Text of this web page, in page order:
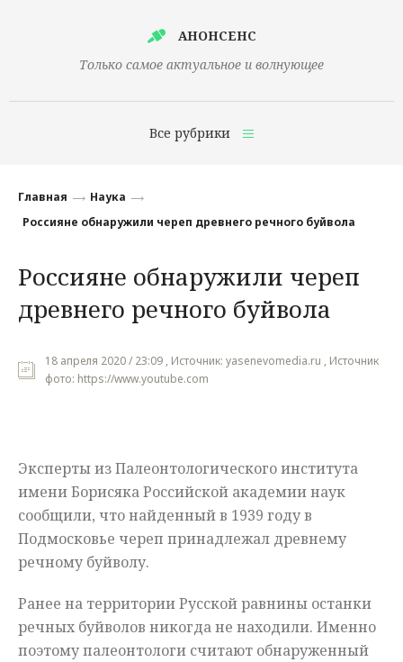
АНОНСЕНС
Только самое актуальное и волнующее
Все рубрики
Финансы
Наука
Культура
Общество
Происшествия
Главная
Наука
Россияне обнаружили череп древнего речного буйвола
Россияне обнаружили череп
древнего речного буйвола
18 апреля 2020 / 23:09 , Источник: yasenevomedia.ru , Источник
фото: https://www.youtube.com
Эксперты из Палеонтологического института
имени Борисяка Российской академии наук
сообщили, что найденный в 1939 году в
Подмосковье череп принадлежал древнему
речному буйволу.
Ранее на территории Русской равнины останки
речных буйволов никогда не находили. Именно
поэтому палеонтологи считают обнаруженный